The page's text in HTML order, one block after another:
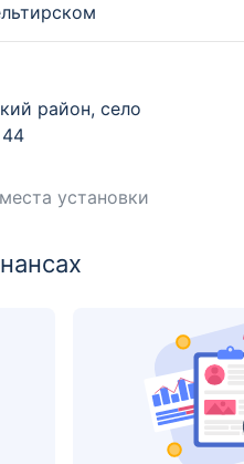
район, село
установки